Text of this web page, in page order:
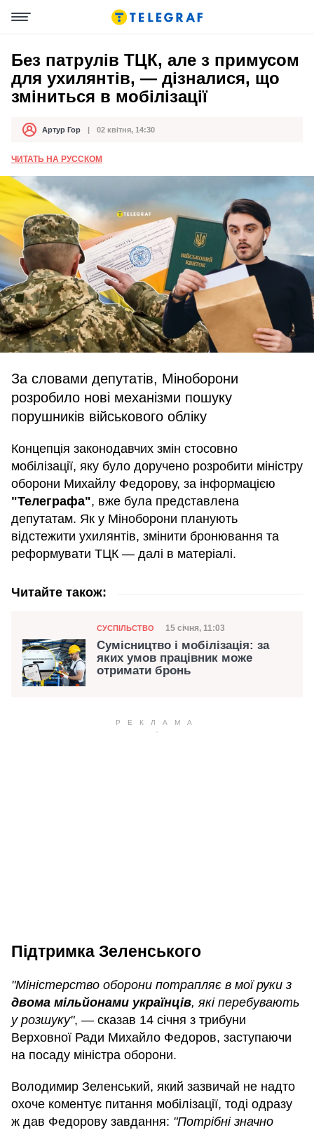
Без патрулів ТЦК, але з примусом
для ухилянтів, — дізналися, що
зміниться в мобілізації
АвторАртур Гор
Дата публікації 02 квітня, 14:30
ЧИТАТЬ НА РУССКОМ
За словами депутатів, Міноборони
розробило нові механізми пошуку
порушників військового обліку
Концепція законодавчих змін стосовно
мобілізації, яку було доручено розробити міністру
оборони Михайлу Федорову, за інформацією
"Телеграфа", вже була представлена
депутатам. Як у Міноборони планують
відстежити ухилянтів, змінити бронювання та
реформувати ТЦК — далі в матеріалі.
Читайте також:
Категорія
СУСПІЛЬСТВО Дата публікації
15 січня, 11:03
Сумісництво і мобілізація: за
яких умов працівник може
отримати бронь
Підтримка Зеленського
"Міністерство оборони потрапляє в мої руки з
двома мільйонами українців, які перебувають
у розшуку", — сказав 14 січня з трибуни
Верховної Ради Михайло Федоров, заступаючи
на посаду міністра оборони.
Володимир Зеленський, який зазвичай не надто
охоче коментує питання мобілізації, тоді одразу
ж дав Федорову завдання: "Потрібні значно